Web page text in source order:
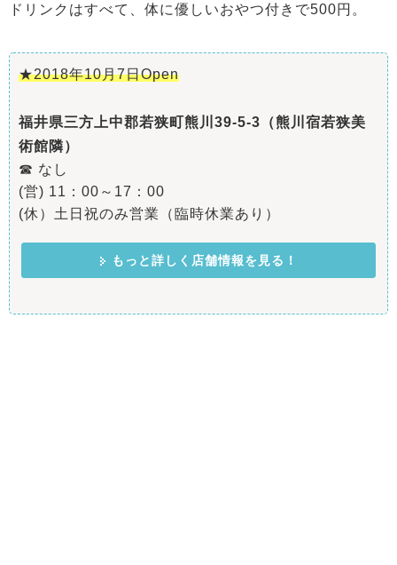
ドリンクはすべて、体に優しいおやつ付きで500円。
★2018年10月7日Open
福井県三方上中郡若狭町熊川39-5-3（熊川宿若狭美
術館隣）
☎ なし
(営) 11：00～17：00
(休）土日祝のみ営業（臨時休業あり）
もっと詳しく店舗情報を見る！